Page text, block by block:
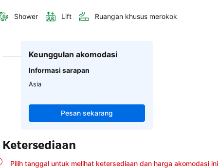
Shower Lift Ruangan khusus merokok
Keunggulan akomodasi
Informasi sarapan
Asia
Pesan sekarang
Ketersediaan
Pilih tanggal untuk melihat ketersediaan dan harga akomodasi ini